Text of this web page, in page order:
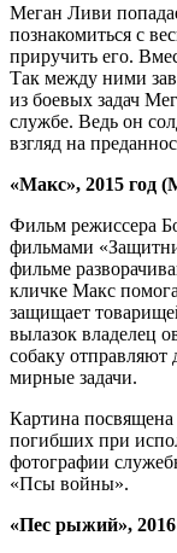
Меган Ливи
познакомиться с
приручить его.
Так между ними
из боевых задач
службе. Ведь он
взгляд на
«Макс», 2015 год
Фильм режиссера
фильмами
фильме
кличке Макс
защищает
вылазок владелец
собаку отправляют
мирные задачи.
Картина
погибших при
фотографии
«Псы войны».
«Пес рыжий», 2016